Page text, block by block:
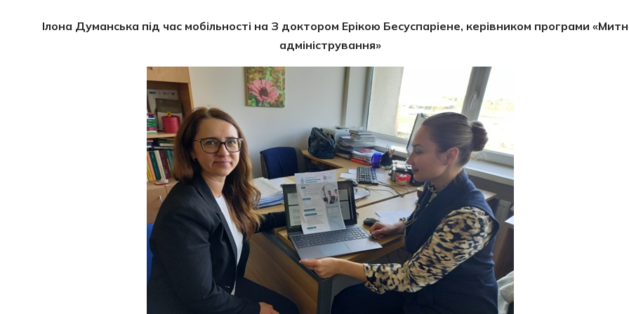
Ілона Думанська під час мобільності на З доктором Ерікою Бесуспаріене, керівником програми
адміністрування»